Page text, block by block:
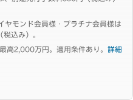
ヤモンド会員様・プラチナ会員様は
込み）。
高2,000万円。適用条件あり。 詳細